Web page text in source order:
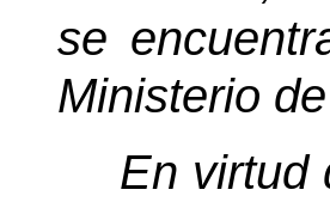
se
Ministerio
En virtud